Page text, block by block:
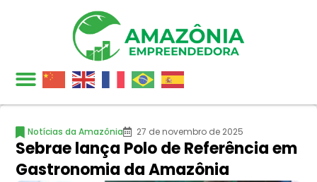
Notícias da Amazônia 27 de novembro de 2025
Sebrae lança Polo de Referência em
Gastronomia da Amazônia